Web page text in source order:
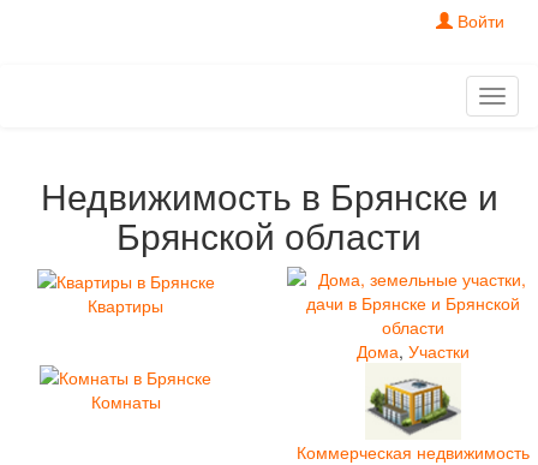
Войти
Недвижимость в Брянске и
Брянской области
Квартиры
Дома, Участки
Комнаты
Коммерческая недвижимость